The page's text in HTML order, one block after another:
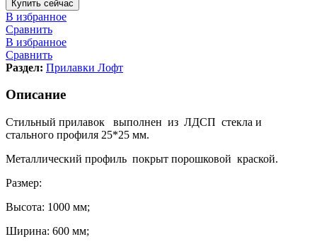
Купить сейчас
В избранное
Сравнить
В избранное
Сравнить
Раздел: Прилавки Лофт
Описание
Стильный прилавок выполнен из ЛДСП стекла и
стального профиля 25*25 мм.
Металлический профиль покрыт порошковой краской.
Размер:
Высота: 1000 мм;
Ширина: 600 мм;